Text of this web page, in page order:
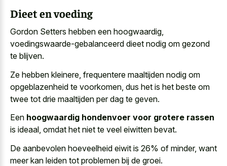
Dieet en voeding
Gordon Setters hebben een hoogwaardig,
voedingswaarde-gebalanceerd dieet nodig om gezond
te blijven.
Ze hebben kleinere, frequentere maaltijden nodig om
opgeblazenheid te voorkomen, dus het is het beste om
twee tot drie maaltijden per dag te geven.
Een hoogwaardig hondenvoer voor grotere rassen
is ideaal, omdat het niet te veel eiwitten bevat.
De aanbevolen hoeveelheid eiwit is 26% of minder, want
meer kan leiden tot problemen bij de groei.